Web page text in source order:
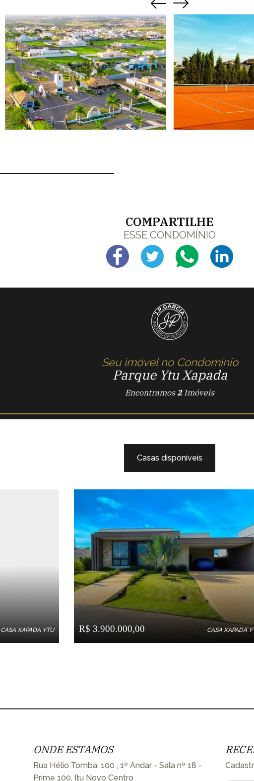
COMPARTILHE
ESSE CONDOMÍNIO
Seu imóvel no Condomínio
Parque Ytu Xapada
Encontramos 2Imóveis
Casas disponíveis
CASA XAPADA YTU R$ 3.900.000,00 CASA XAPADA
ONDE ESTAMOS
Rua Hélio Tomba, 100 , 1º Andar - Sala nº 18 -
Prime 100, Itu Novo Centro